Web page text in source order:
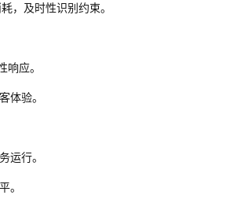
，及时性识别约束。
应。
体验。
运行。
。